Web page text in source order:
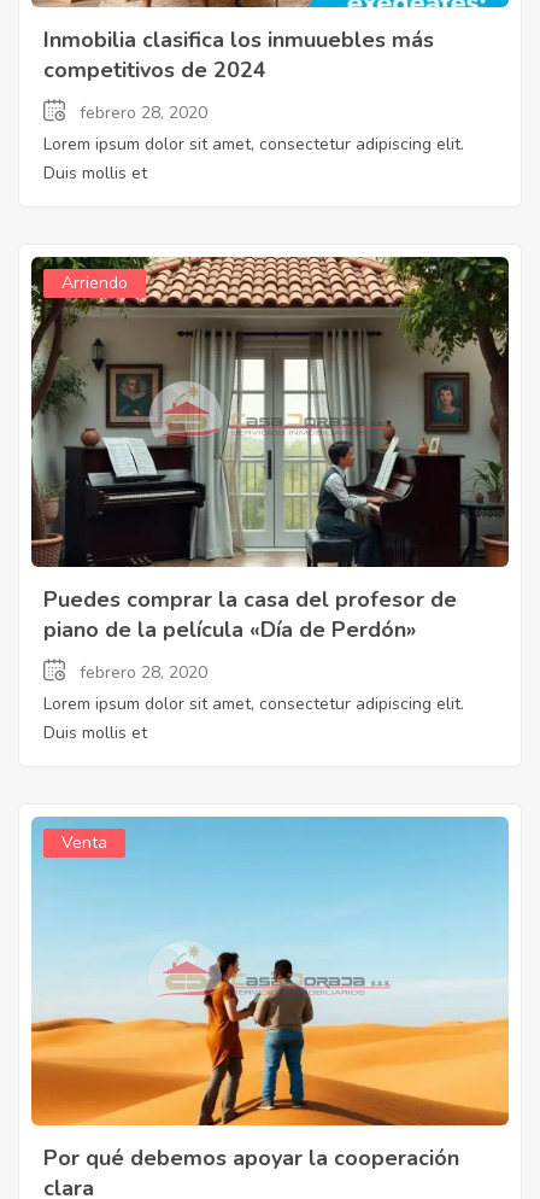
Inmobilia clasifica los inmuuebles más
competitivos de 2024
febrero 28, 2020
Lorem ipsum dolor sit amet, consectetur adipiscing elit.
Duis mollis et
Arriendo
Puedes comprar la casa del profesor de
piano de la película «Día de Perdón»
febrero 28, 2020
Lorem ipsum dolor sit amet, consectetur adipiscing elit.
Duis mollis et
Venta
Por qué debemos apoyar la cooperación
clara